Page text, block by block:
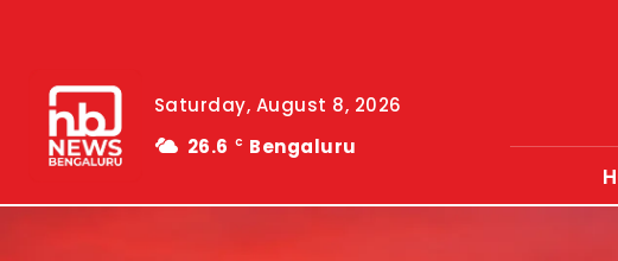
Saturday, August 8, 2026
26.6
C Bengaluru